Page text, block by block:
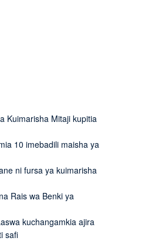
Kuimarisha Mitaji kupitia
10 imebadili maisha ya
ni fursa ya kuimarisha
Rais wa Benki ya
kuchangamkia ajira
safi